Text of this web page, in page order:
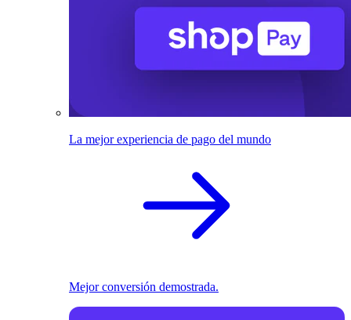
La mejor experiencia de pago del mundo
Mejor conversión demostrada.